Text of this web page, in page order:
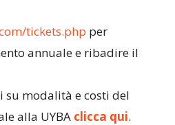
tickets.php per
annuale e ribadire il
su modalità e costi del
alla UYBA clicca qui.